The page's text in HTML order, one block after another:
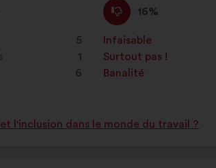
5
1
6
Pas
d'accord
:
16%
Cette
proposition
a
été
qualifiée
Infaisable
fois
Surtout pas !
:fois
Banalité
:fois
l'inclusion dans le monde du travail ?